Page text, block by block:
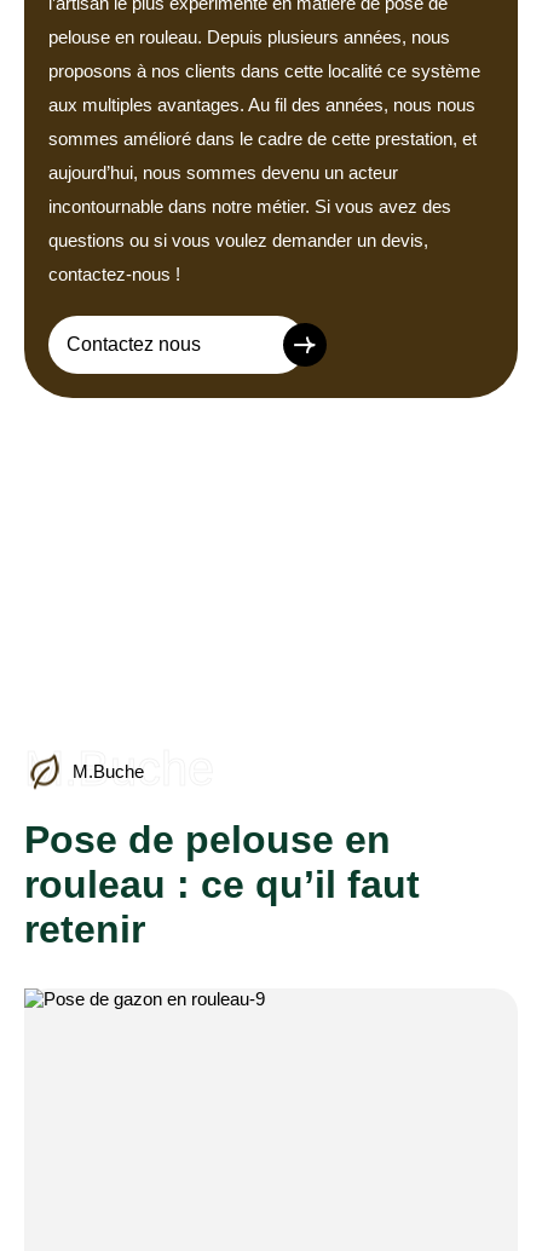
pelouse en rouleau. Depuis plusieurs années, nous
proposons à nos clients dans cette localité ce système
aux multiples avantages. Au fil des années, nous nous
sommes amélioré dans le cadre de cette prestation, et
aujourd’hui, nous sommes devenu un acteur
incontournable dans notre métier. Si vous avez des
questions ou si vous voulez demander un devis,
contactez-nous !
Contactez nous
M.Buche
M.Buche
Pose de pelouse en
rouleau : ce qu’il faut
retenir